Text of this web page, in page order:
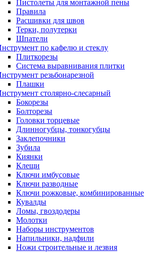
Пистолеты для монтажной пены
Правила
Расшивки для швов
Терки, полутерки
Шпатели
по кафелю и стеклу
Плиткорезы
Система выравнивания плитки
резьбонарезной
Плашки
столярно-слесарный
Бокорезы
Болторезы
Головки торцевые
Длинногубцы, тонкогубцы
Заклепочники
Зубила
Киянки
Клещи
Ключи имбусовые
Ключи разводные
Ключи рожковые, комбинированные
Кувалды
Ломы, гвоздодеры
Молотки
Наборы инструментов
Напильники, надфили
Ножи строительные и лезвия